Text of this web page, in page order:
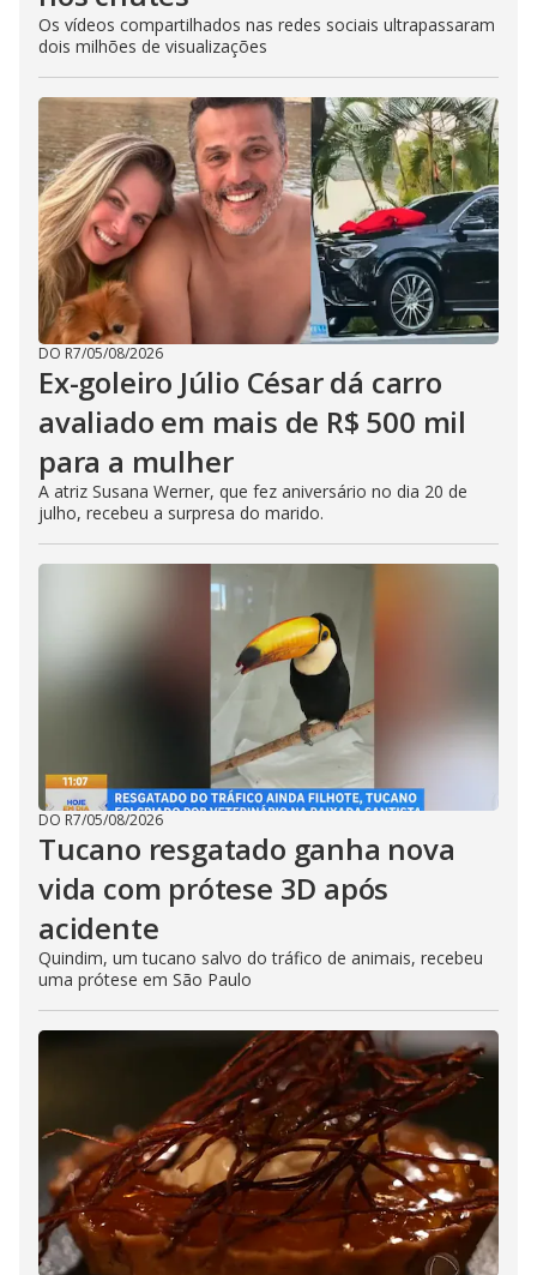
Os vídeos compartilhados nas redes sociais ultrapassaram
dois milhões de visualizações
DO R7/05/08/2026
Ex-goleiro Júlio César dá carro
avaliado em mais de R$ 500 mil
para a mulher
A atriz Susana Werner, que fez aniversário no dia 20 de
julho, recebeu a surpresa do marido.
DO R7/05/08/2026
Tucano resgatado ganha nova
vida com prótese 3D após
acidente
Quindim, um tucano salvo do tráfico de animais, recebeu
uma prótese em São Paulo